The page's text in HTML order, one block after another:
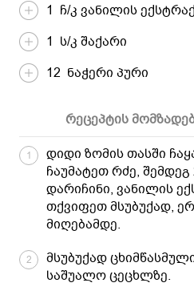
1 ჩ/კ ვანილის
1 ს/კ შაქარი
12 ნაჭერი პური
რეცეპტის
1
დიდი ზომის თასში
ჩაუმატეთ რძე,
დარიჩინი, ვანილის
თქვიფეთ მსუბუქად,
მიღებამდე.
2
მსუბუქად
საშუალო ცეცხლზე.